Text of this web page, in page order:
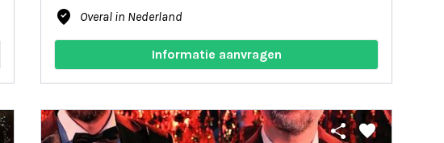
where_to_vote Overal in Nederland
Informatie aanvragen
share favorite